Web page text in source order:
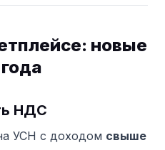
новые
НДС
УСН с доходом свыше